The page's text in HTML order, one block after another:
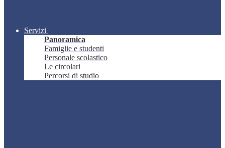
Servizi
Panoramica
Famiglie e studenti
Personale scolastico
Le circolari
Percorsi di studio